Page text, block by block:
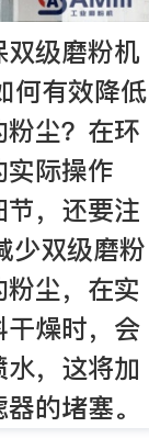
级磨粉机
何有效降低
尘？在环
际操作
，还要注
少双级磨粉
尘，在实
燥时，会
，这将加
的堵塞。